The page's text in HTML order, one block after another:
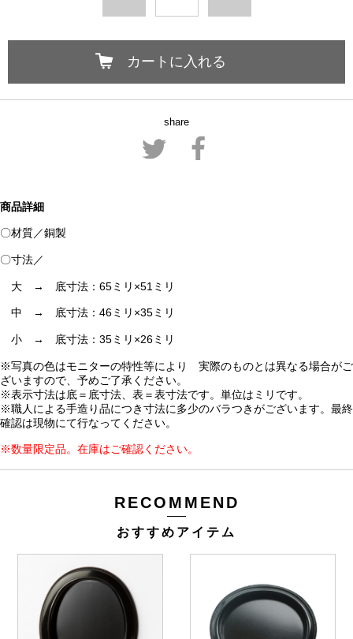
カートに入れる
share
商品詳細
〇材質／銅製
〇寸法／
大 → 底寸法：65ミリ×51ミリ
中 → 底寸法：46ミリ×35ミリ
小 → 底寸法：35ミリ×26ミリ
※写真の色はモニターの特性等により 実際のものとは異なる場合がご
ざいますので、予めご了承ください。
※表示寸法は底＝底寸法、表＝表寸法です。単位はミリです。
※職人による手造り品につき寸法に多少のバラつきがございます。最終
確認は現物にて行なってください。
※数量限定品。在庫はご確認ください。
RECOMMEND
おすすめアイテム